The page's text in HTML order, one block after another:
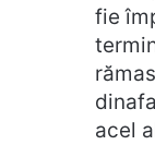
fie
acel